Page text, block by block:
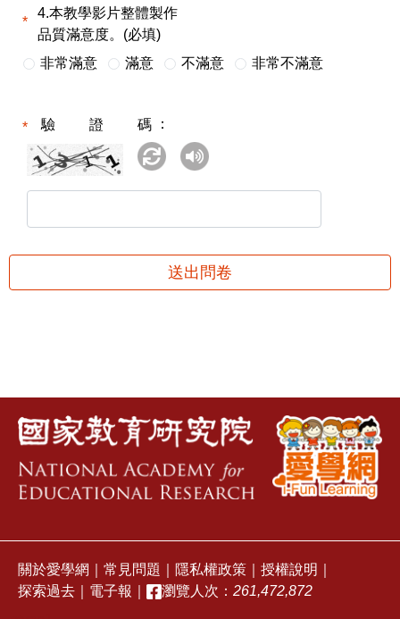
4.本教學影片整體製作
品質滿意度。(必填)
非常滿意
滿意 不滿意 非常不滿意
驗證碼
送出問卷
關於愛學網 常見問題 隱私權政策 授權說明
探索過去
電子報 瀏覽人次： 261,472,872